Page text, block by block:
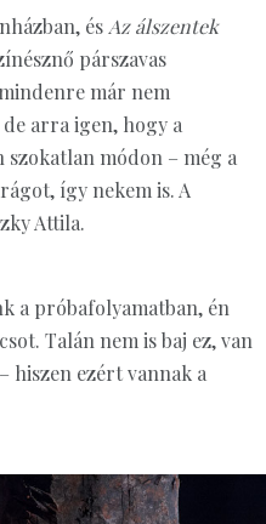
ésAz álszentek
párszavas
már nem
arra igen, hogy a
módon – még a
így nekem is. A
Attila.
a próbafolyamatban, én
Talán nem is baj ez, van
hiszen ezért vannak a